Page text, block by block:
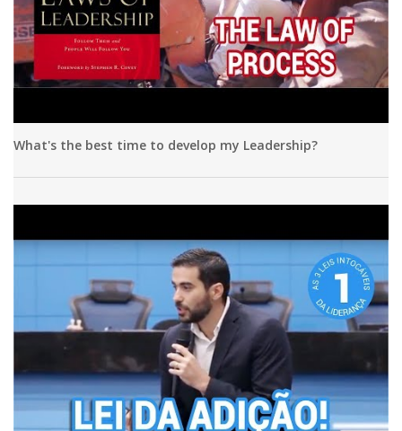
What's the best time to develop my Leadership?